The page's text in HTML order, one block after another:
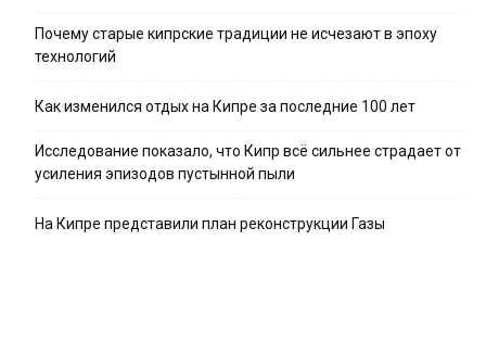
Почему старые кипрские традиции не исчезают в эпоху
технологий
Как изменился отдых на Кипре за последние 100 лет
Исследование показало, что Кипр всё сильнее страдает от
усиления эпизодов пустынной пыли
На Кипре представили план реконструкции Газы